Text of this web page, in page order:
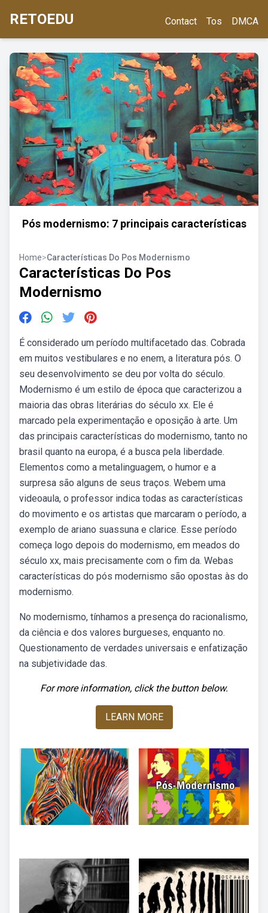
RETOEDU Contact Tos DMCA
Pós modernismo: 7 principais características
Home>Características Do Pos Modernismo
Características Do Pos
Modernismo
É considerado um período multifacetado das. Cobrada
em muitos vestibulares e no enem, a literatura pós. O
seu desenvolvimento se deu por volta do século.
Modernismo é um estilo de época que caracterizou a
maioria das obras literárias do século xx. Ele é
marcado pela experimentação e oposição à arte. Um
das principais características do modernismo, tanto no
brasil quanto na europa, é a busca pela liberdade.
Elementos como a metalinguagem, o humor e a
surpresa são alguns de seus traços. Webem uma
videoaula, o professor indica todas as características
do movimento e os artistas que marcaram o período, a
exemplo de ariano suassuna e clarice. Esse período
começa logo depois do modernismo, em meados do
século xx, mais precisamente com o fim da. Webas
características do pós modernismo são opostas às do
modernismo.
No modernismo, tínhamos a presença do racionalismo,
da ciência e dos valores burgueses, enquanto no.
Questionamento de verdades universais e enfatização
na subjetividade das.
For more information, click the button below.
LEARN MORE